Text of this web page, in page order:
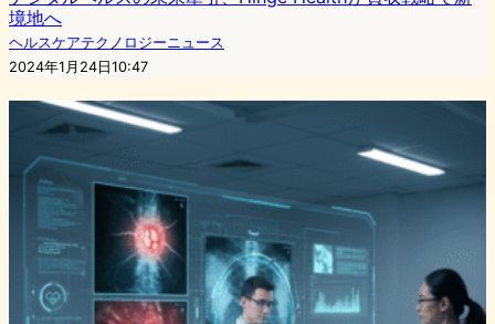
境地へ
ヘルスケアテクノロジーニュース
2024年1月24日10:47